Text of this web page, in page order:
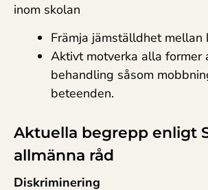
inom skolan
Främja jämställdhet mellan
Aktivt motverka alla former
behandling såsom
beteenden.
Aktuella begrepp enligt
allmänna råd
Diskriminering